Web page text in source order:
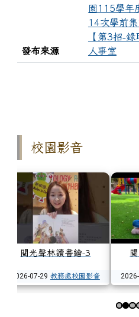
園115學年
14次學前
【第3招-錄
發布來源
人事室
校園影音
閱光聲林讀書繪-3
2026-07-29 教務處校園影音